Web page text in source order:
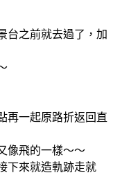
台之前就去過了，加
再一起原路折返回直
像飛的一樣～～
下來就造軌跡走就